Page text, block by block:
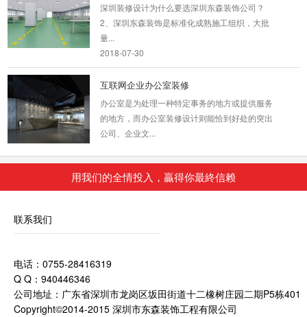
2、深圳东森装饰是标准化成熟施工组织，大批
量...
2018-07-30
的地方，而办公室装修设计则能恰到好处的突出
公司、企业文...
2018-06-27
复式办公室装修_麗池米
睛，更让...
开放式办公室装修设计是近年来比较流行的趋
势，摆脱传统封闭式的独立空间，采用通透、宽
用我们的全情投入，贏得你最終信赖
联系我们
电话：0755-28416319
Q Q：940446346
公司地址：广东省深圳市龙岗区坂田街道十二橡树庄园二期P5栋401
Copyright©2014-2015 深圳市东森装饰工程有限公司